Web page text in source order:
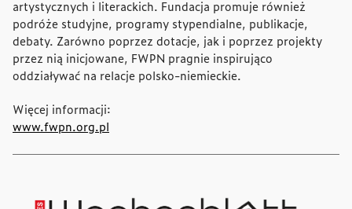
artystycznych i literackich. Fundacja promuje również
podróże studyjne, programy stypendialne, publikacje,
debaty. Zarówno poprzez dotacje, jak i poprzez projekty
przez nią inicjowane, FWPN pragnie inspirująco
oddziaływać na relacje polsko-niemieckie.
Więcej informacji:
www.fwpn.org.pl